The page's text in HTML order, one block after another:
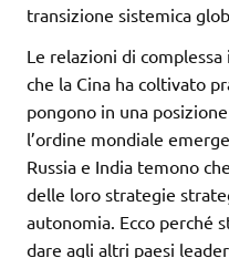
transizione sistemica
Le relazioni di
che la Cina ha coltivato
pongono in una
l’ordine mondiale
Russia e India temono
delle loro strategie
autonomia. Ecco perché
dare agli altri paesi